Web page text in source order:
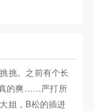
挑。之前有个长
的爽……严打所
姐，B松的插进